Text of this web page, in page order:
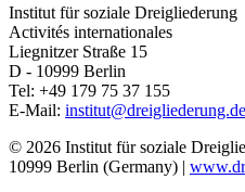
Institut für soziale Dreigliederung
Activités internationales
Liegnitzer Straße 15
D - 10999 Berlin
Tel: +49 179 75 37 155
E-Mail: institut@dreigliederung.de
© 2026 Institut für soziale
10999 Berlin (Germany) |